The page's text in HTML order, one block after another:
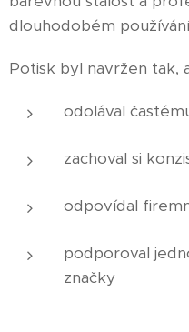
dlouhodobém
Potisk byl navržen tak,
odolával
zachoval si
odpovídal
podporoval
značky